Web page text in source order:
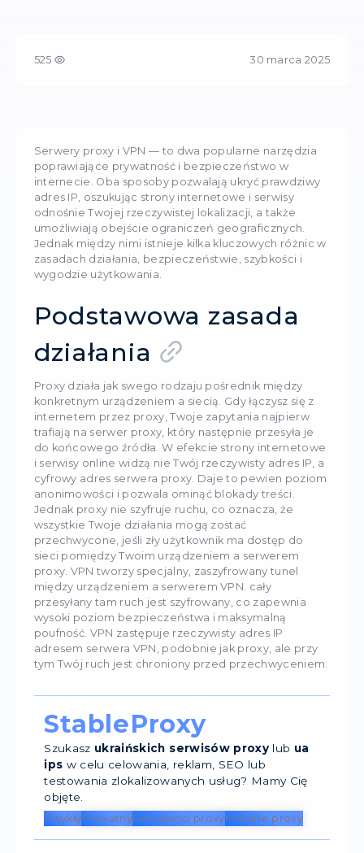
525
Serwery proxy i VPN — to dwa popularne
internecie. Oba sposoby pozwalają ukryć
adres IP, oszukując strony internetowe i
odnośnie Twojej rzeczywistej lokalizacji, a
Jednak między nimi istnieje kilka kluczowych
zasadach działania, bezpieczeństwie,
wygodzie użytkowania.
Podstawowa
działania
Proxy działa jak swego rodzaju pośrednik
konkretnym urządzeniem a siecią. Gdy łączysz
internetem przez proxy, Twoje zapytania
trafiają na serwer proxy, który następnie
do końcowego źródła. W efekcie strony
i serwisy online widzą nie Twój rzeczywisty
Jednak proxy nie szyfruje ruchu, co oznacza,
wszystkie Twoje działania mogą zostać
przechwycone, jeśli zły użytkownik ma dostęp
sieci pomiędzy Twoim urządzeniem a
proxy. VPN tworzy specjalny, zaszyfrowany
między urządzeniem a serwerem VPN. cały
przesyłany tam ruch jest szyfrowany, co